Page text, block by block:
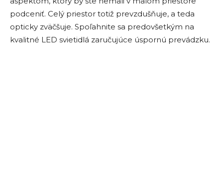
podceniť. Celý priestor totiž prevzdušňuje, a teda
opticky zväčšuje. Spoľahnite sa predovšetkým na
kvalitné LED svietidlá zaručujúce úspornú prevádzku.